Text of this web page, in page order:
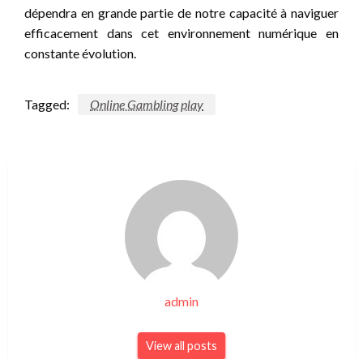
dépendra en grande partie de notre capacité à naviguer
efficacement dans cet environnement numérique en
constante évolution.
Tagged: Online Gambling play
admin
View all posts